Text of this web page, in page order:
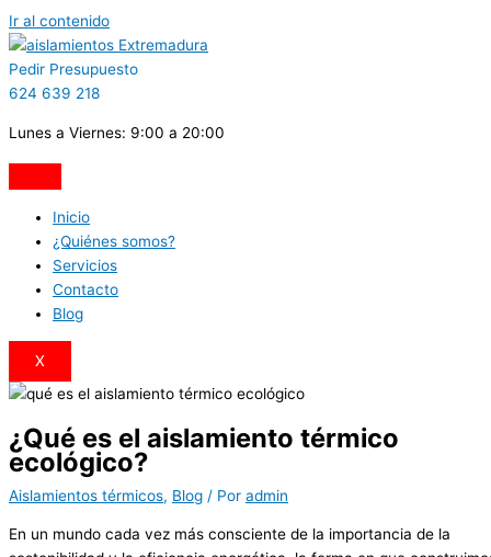
Ir al contenido
Pedir Presupuesto
624 639 218
Lunes a Viernes: 9:00 a 20:00
Inicio
¿Quiénes somos?
Servicios
Contacto
Blog
X
¿Qué es el aislamiento térmico
ecológico?
Aislamientos térmicos, Blog / Por admin
En un mundo cada vez más consciente de la importancia de la